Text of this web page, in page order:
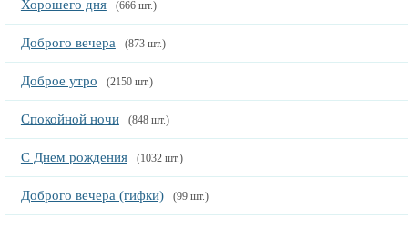
Хорошего дня (666 шт.)
Доброго вечера (873 шт.)
Доброе утро (2150 шт.)
Спокойной ночи (848 шт.)
С Днем рождения (1032 шт.)
Доброго вечера (гифки) (99 шт.)